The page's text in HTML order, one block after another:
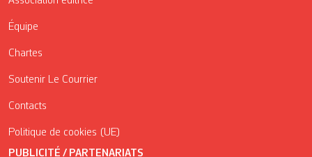
Équipe
Chartes
Soutenir Le Courrier
Contacts
Politique de cookies (UE)
PUBLICITÉ / PARTENARIATS